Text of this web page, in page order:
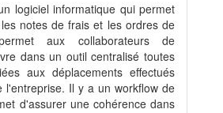
logiciel informatique qui permet
notes de frais et les ordres de
aux collaborateurs de
dans un outil centralisé toutes
aux déplacements effectués
l'entreprise. Il y a un workflow de
d'assurer une cohérence dans